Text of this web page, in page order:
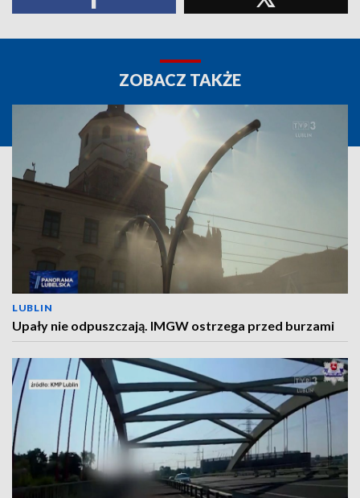
ZOBACZ TAKŻE
LUBLIN
Upały nie odpuszczają. IMGW ostrzega przed burzami